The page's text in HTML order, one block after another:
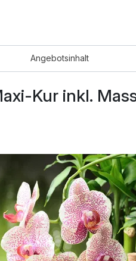
Angebotsinhalt
Kur inkl.